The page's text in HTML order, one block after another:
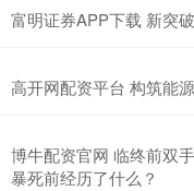
富明证券APP下载 新突
高开网配资平台 构筑能
博牛配资官网 临终前双
暴死前经历了什么？